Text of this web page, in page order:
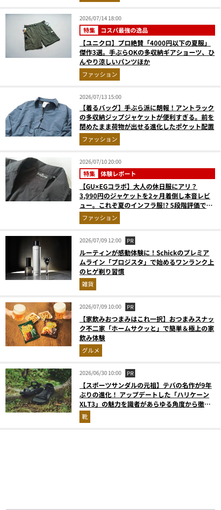
2026/07/14 18:00
特集 コスパ最強の逸品
【ユニクロ】プロ絶賛「4000円以下の夏服」
傑作3選。手ぶらOKの多収納ギアショーツ、ひ
んやり涼しいパンツほか
ファッション
2026/07/13 15:00
【着るバッグ】手ぶら派に朗報！アントラック
の多収納ジップジャケットが便利すぎる。前を
閉めたまま荷物が出せる進化したポケット配置
ファッション
2026/07/10 20:00
特集 体験レポート
【GU×EGコラボ】大人の休日服にアリ？
3,990円のジャケットを2ヶ月着倒し本音レビ
ュー。これぞ夏のインフラ服!? 5段階評価で採
点ファッション
2026/07/09 12:00 PR
ルーティンが感動体験に！Schickのプレミア
ムライン「プロジスタ」で始めるワンランク上
のヒゲ剃り習慣
雑貨
2026/07/09 10:00 PR
【家飲みおつまみはこれ一択】おつまみスナッ
ク不二家「ホームサクッと」で簡単＆極上の家
飲み体験
グルメ
2026/06/30 10:00 PR
【スポーツサンダルの元祖】テバの名作が9年
ぶりの進化！ アップデートした「ハリケーン
XLT3」の魅力を識者があらゆる角度から徹底
解説！
靴